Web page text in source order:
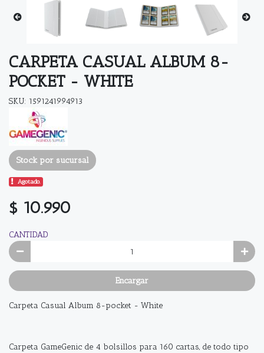
CARPETA CASUAL ALBUM 8-
POCKET - WHITE
SKU: 1591241994913
Stock por sucursal
Agotado.
$ 10.990
CANTIDAD
Encargar
Carpeta Casual Album 8-pocket - White
Carpeta GameGenic de 4 bolsillos para 160 cartas, de todo tipo